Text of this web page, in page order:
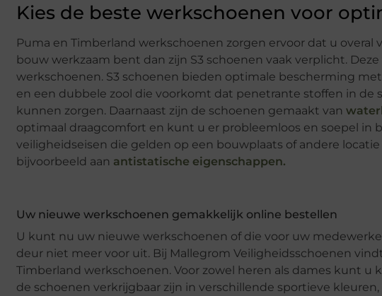
Kies de beste werkschoenen voor
Puma en Timberland werkschoenen zorgen ervoor dat u
bouw werkzaam bent dan zijn S3 schoenen vaak verplicht.
werkschoenen. S3 schoenen bieden optimale bescherming
en een dubbele zool die voorkomt dat penetrante stoffen in
kunnen zorgen. Daarnaast zijn de schoenen gemaakt van
optimaal draagcomfort en kunt u er probleemloos en soepel in
veiligheidseisen die gelden op een bouwplaats of andere locatie
bijvoorbeeld aan antistatische eigenschappen.
Uw nieuwe werkschoenen gemakkelijk online bestellen
U kunt nu uw nieuwe werkschoenen of die voor uw
deur niet meer voor uit. Bij Mallegrom Veiligheidsschoenen
Timberland werkschoenen. Voor zowel heren als dames kunt u
de schoenen verkrijgbaar zijn in verschillende sportieve